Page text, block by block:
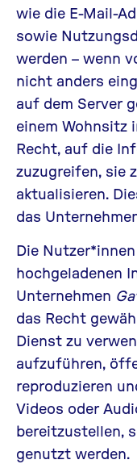
wie die E-Mail-
sowie
werden – wenn
nicht anders
auf dem Server
einem Wohnsitz
Recht, auf die
zuzugreifen, sie
aktualisieren.
das
Die
hochgeladenen
Unternehmen
das Recht
Dienst zu
aufzuführen,
reproduzieren
Videos oder
bereitzustellen,
genutzt werden.